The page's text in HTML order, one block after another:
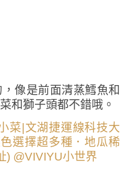
像是前面清蒸鱈魚和
和獅子頭都不錯哦。